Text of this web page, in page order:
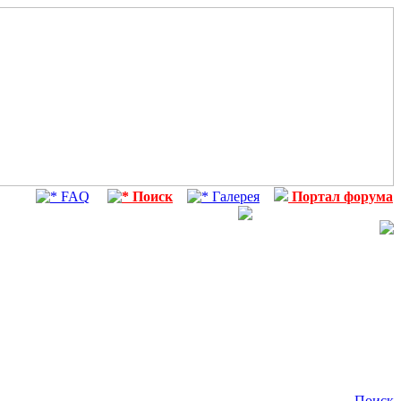
FAQ Поиск Галерея Портал форума